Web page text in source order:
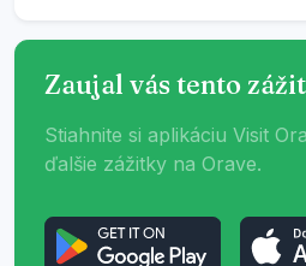
Zaujal vás tento
Stiahnite si aplikáciu Visit
ďalšie zážitky na Orave.